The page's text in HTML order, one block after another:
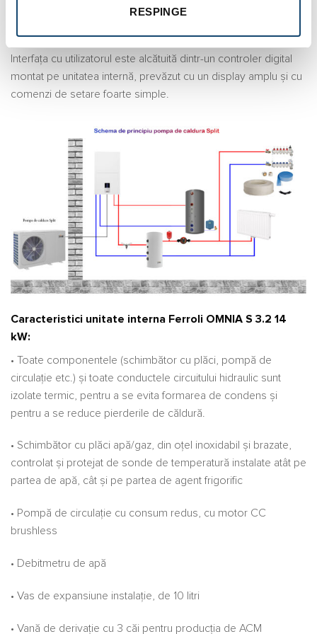
RESPINGE
reglare optimă a temperaturii agentului termic conform curbei
Interfața cu utilizatorul este alcătuită dintr-un controler digital
montat pe unitatea internă, prevăzut cu un display amplu și cu
comenzi de setare foarte simple.
Caracteristici unitate interna Ferroli OMNIA S 3.2 14
kW:
• Toate componentele (schimbător cu plăci, pompă de
circulație etc.) și toate conductele circuitului hidraulic sunt
izolate termic, pentru a se evita formarea de condens și
pentru a se reduce pierderile de căldură.
• Schimbător cu plăci apă/gaz, din oțel inoxidabil și brazate,
controlat și protejat de sonde de temperatură instalate atât pe
partea de apă, cât și pe partea de agent frigorific
• Pompă de circulație cu consum redus, cu motor CC
brushless
• Debitmetru de apă
• Vas de expansiune instalație, de 10 litri
• Vană de derivație cu 3 căi pentru producția de ACM